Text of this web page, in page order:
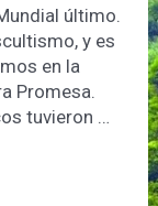
último.
y es
en la
Promesa.
tuvieron …